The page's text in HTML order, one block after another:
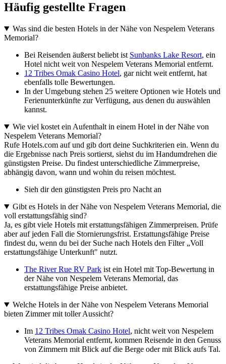
Häufig gestellte Fragen
Was sind die besten Hotels in der Nähe von Nespelem Veterans
Memorial?
Bei Reisenden äußerst beliebt ist Sunbanks Lake Resort, ein
Hotel nicht weit von Nespelem Veterans Memorial entfernt.
12 Tribes Omak Casino Hotel, gar nicht weit entfernt, hat
ebenfalls tolle Bewertungen.
In der Umgebung stehen 25 weitere Optionen wie Hotels und
Ferienunterkünfte zur Verfügung, aus denen du auswählen
kannst.
Wie viel kostet ein Aufenthalt in einem Hotel in der Nähe von
Nespelem Veterans Memorial?
Rufe Hotels.com auf und gib dort deine Suchkriterien ein. Wenn du
die Ergebnisse nach Preis sortierst, siehst du im Handumdrehen die
günstigsten Preise. Du findest unterschiedliche Zimmerpreise,
abhängig davon, wann und wohin du reisen möchtest.
Sieh dir den günstigsten Preis pro Nacht an
Gibt es Hotels in der Nähe von Nespelem Veterans Memorial, die
voll erstattungsfähig sind?
Ja, es gibt viele Hotels mit erstattungsfähigen Zimmerpreisen. Prüfe
aber auf jeden Fall die Stornierungsfrist. Erstattungsfähige Preise
findest du, wenn du bei der Suche nach Hotels den Filter „Voll
erstattungsfähige Unterkunft" nutzt.
The River Rue RV Park ist ein Hotel mit Top-Bewertung in
der Nähe von Nespelem Veterans Memorial, das
erstattungsfähige Preise anbietet.
Welche Hotels in der Nähe von Nespelem Veterans Memorial
bieten Zimmer mit toller Aussicht?
Im 12 Tribes Omak Casino Hotel, nicht weit von Nespelem
Veterans Memorial entfernt, kommen Reisende in den Genuss
von Zimmern mit Blick auf die Berge oder mit Blick aufs Tal.